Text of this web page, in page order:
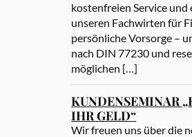
kostenfreien Service
unseren Fachwirten für
persönliche Vorsorge –
nach DIN 77230 und
möglichen […]
KUNDENSEMINAR
IHR GELD“
Wir freuen uns über die